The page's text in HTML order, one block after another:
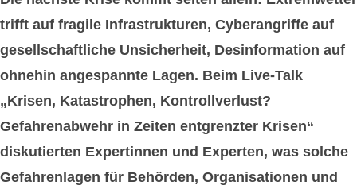
trifft auf fragile Infrastrukturen, Cyberangriffe auf
gesellschaftliche Unsicherheit, Desinformation auf
ohnehin angespannte Lagen. Beim Live-Talk
„Krisen, Katastrophen, Kontrollverlust?
Gefahrenabwehr in Zeiten entgrenzter Krisen“
diskutierten Expertinnen und Experten, was solche
Gefahrenlagen für Behörden, Organisationen und